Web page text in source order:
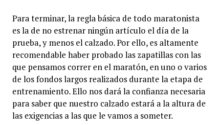
Para terminar, la regla básica de todo maratonista
es la de no estrenar ningún artículo el día de la
prueba, y menos el calzado. Por ello, es altamente
recomendable haber probado las zapatillas con las
que pensamos correr en el maratón, en uno o varios
de los fondos largos realizados durante la etapa de
entrenamiento. Ello nos dará la confianza necesaria
para saber que nuestro calzado estará a la altura de
las exigencias a las que le vamos a someter.